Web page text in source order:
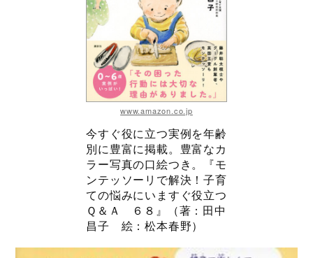
www.amazon.co.jp
今すぐ役に立つ実例を年齢
別に豊富に掲載。豊富なカ
ラー写真の口絵つき。『モ
ンテッソーリで解決！子育
ての悩みにいますぐ役立つ
Ｑ＆Ａ ６８』（著：田中
昌子 絵：松本春野）